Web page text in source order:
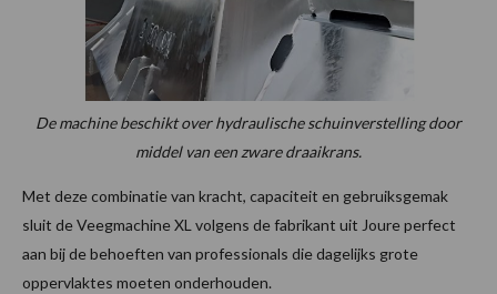
De machine beschikt over hydraulische schuinverstelling door
middel van een zware draaikrans.
Met deze combinatie van kracht, capaciteit en gebruiksgemak
sluit de Veegmachine XL volgens de fabrikant uit Joure perfect
aan bij de behoeften van professionals die dagelijks grote
oppervlaktes moeten onderhouden.